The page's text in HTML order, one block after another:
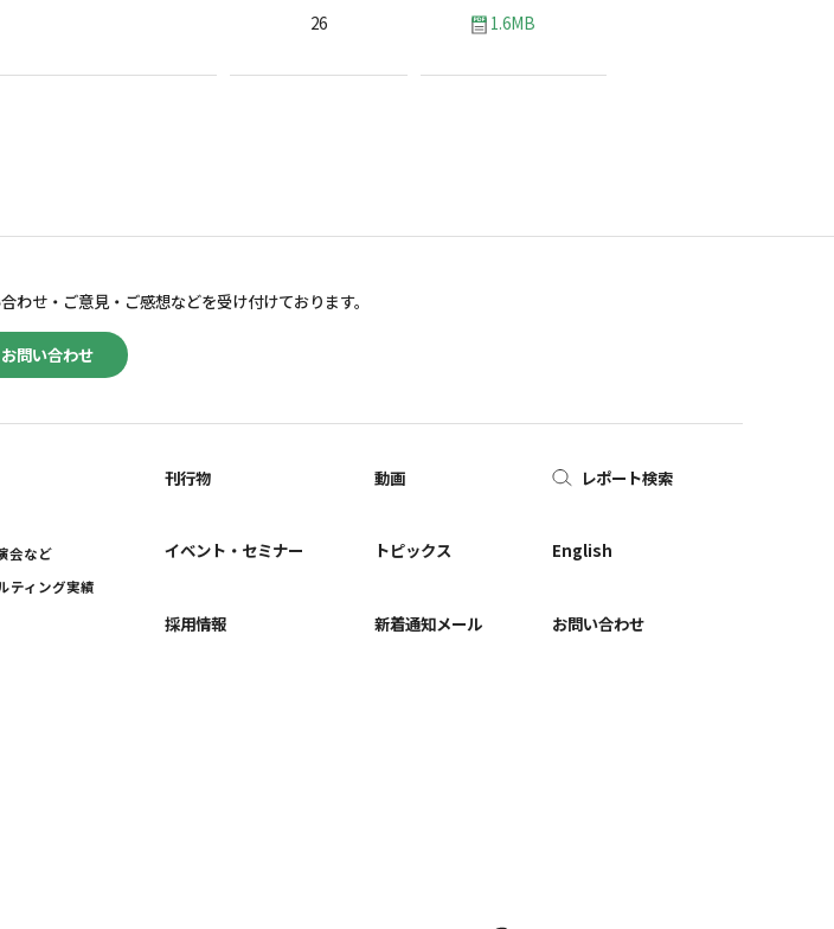
26 1.6MB
お問い合わせ
わせ・ ご意見・ご感想などを受け付けております。
会など
ティング実績
刊行物
イベント・セミナー
採用情報
動画
トピックス
新着通知メール
レポート検索
English
お問い合わせ